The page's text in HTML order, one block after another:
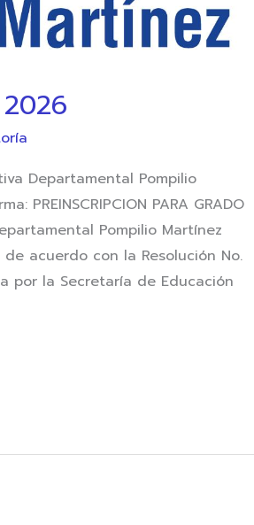
Departamental Pompilio
PREINSCRIPCION PARA GRADO
Pompilio Martínez
acuerdo con la Resolución No.
por la Secretaría de Educación